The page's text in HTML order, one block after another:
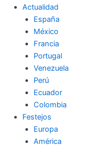
Actualidad
España
México
Francia
Portugal
Venezuela
Perú
Ecuador
Colombia
Festejos
Europa
América